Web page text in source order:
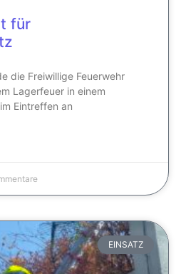
für
die Freiwillige Feuerwehr
Lagerfeuer in einem
Eintreffen an
EINSATZ